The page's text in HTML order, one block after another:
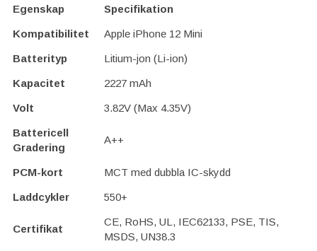
Egenskap Specifikation
Kompatibilitet Apple iPhone 12 Mini
Batterityp Litium-jon (Li-ion)
Kapacitet 2227 mAh
Volt 3.82V (Max 4.35V)
Battericell
Gradering
A++
PCM-kort MCT med dubbla IC-skydd
Laddcykler 550+
Certifikat
CE, RoHS, UL, IEC62133, PSE, TIS,
MSDS, UN38.3